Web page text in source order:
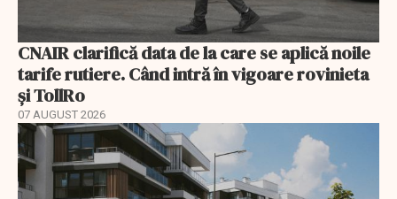
CNAIR clarifică data de la care se aplică noile
tarife rutiere. Când intră în vigoare rovinieta
și TollRo
07 AUGUST 2026